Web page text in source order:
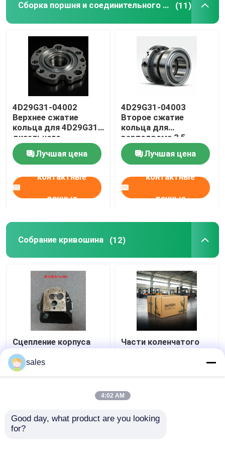
Система поставки нефти
Система охлаждения
Сборка стартера
Сборка генератора и ремня
Тормозные колоды
Сборка поршня и соединительного стержня (11)
4D29G31-04002
Верхнее сжатие
кольца для 4D29G31
дизельного
двигателя вилочной
погрузкиЛучшая цена
контактные
данные
4D29G31-04003
Второе сжатие
кольца для
вертодрома 3,5
тонны
Лучшая цена
контактные
данные
Собрание кривошина (12)
Сцепление корпуса
для вилочного
погрузчика HELI
H2000 Y30H-07001A
Части коленчатого
вала двигателя
двигателей
sales
4:02 AM
Good day, what product are you looking
for?